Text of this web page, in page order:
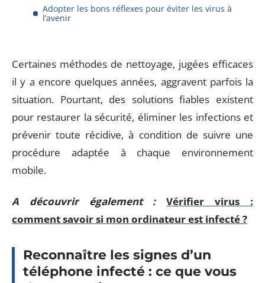
Adopter les bons réflexes pour éviter les virus à
l’avenir
Certaines méthodes de nettoyage, jugées efficaces
il y a encore quelques années, aggravent parfois la
situation. Pourtant, des solutions fiables existent
pour restaurer la sécurité, éliminer les infections et
prévenir toute récidive, à condition de suivre une
procédure adaptée à chaque environnement
mobile.
A découvrir également :
Vérifier virus :
comment savoir si mon ordinateur est infecté ?
Reconnaître les signes d’un
téléphone infecté : ce que vous